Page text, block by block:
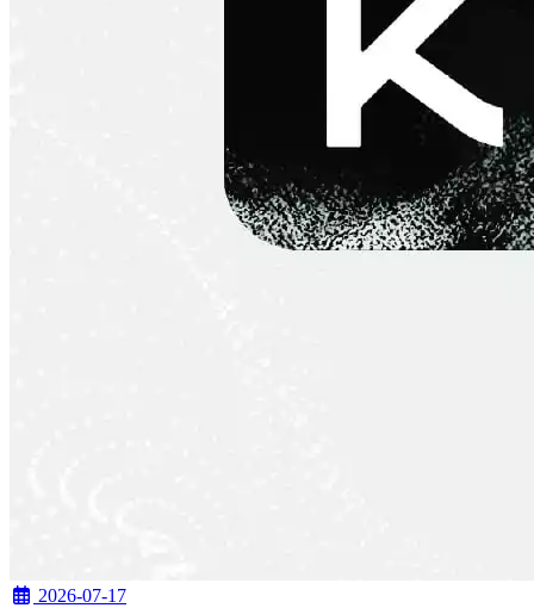
2026-07-17